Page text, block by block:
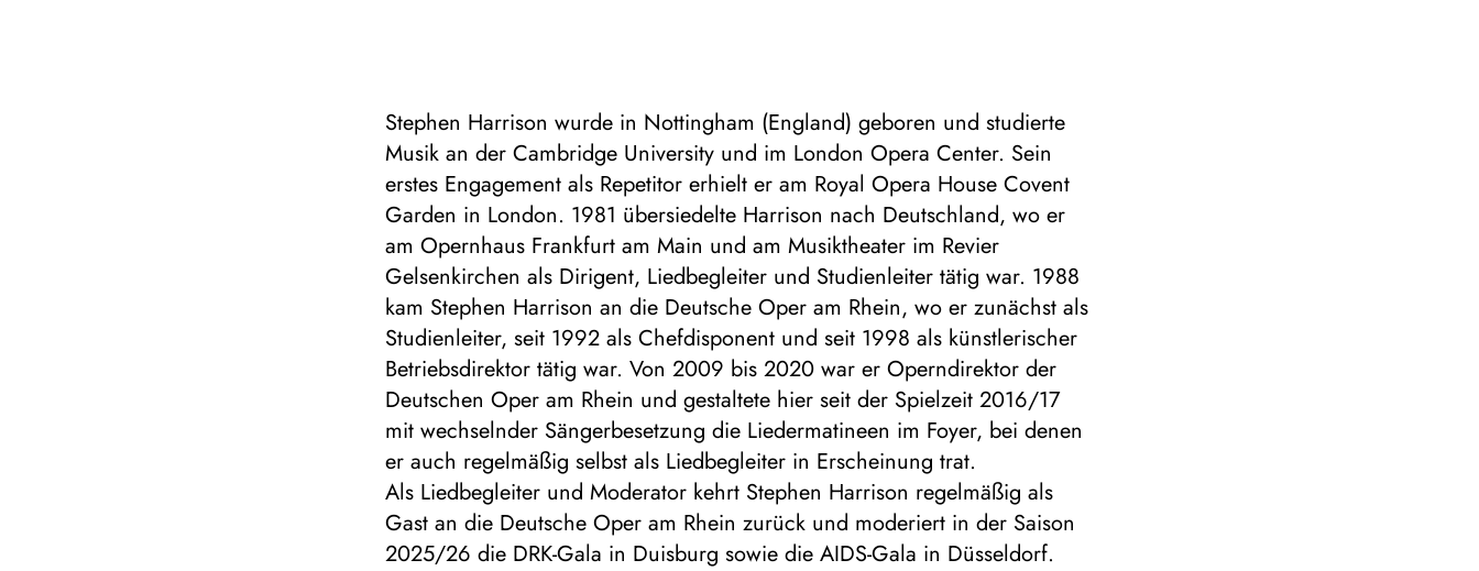
Stephen Harrison wurde in Nottingham (England) geboren und studierte
Musik an der Cambridge University und im London Opera Center. Sein
erstes Engagement als Repetitor erhielt er am Royal Opera House Covent
Garden in London. 1981 übersiedelte Harrison nach Deutschland, wo er
am Opernhaus Frankfurt am Main und am Musiktheater im Revier
Gelsenkirchen als Dirigent, Liedbegleiter und Studienleiter tätig war. 1988
kam Stephen Harrison an die Deutsche Oper am Rhein, wo er zunächst als
Studienleiter, seit 1992 als Chefdisponent und seit 1998 als künstlerischer
Betriebsdirektor tätig war. Von 2009 bis 2020 war er Operndirektor der
Deutschen Oper am Rhein und gestaltete hier seit der Spielzeit 2016/17
mit wechselnder Sängerbesetzung die Liedermatineen im Foyer, bei denen
er auch regelmäßig selbst als Liedbegleiter in Erscheinung trat.
Als Liedbegleiter und Moderator kehrt Stephen Harrison regelmäßig als
Gast an die Deutsche Oper am Rhein zurück und moderiert in der Saison
2025/26 die DRK-Gala in Duisburg sowie die AIDS-Gala in Düsseldorf.